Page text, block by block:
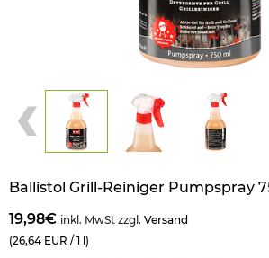
Ballistol Grill-Reiniger Pumpspray
19,98€ inkl. MwSt zzgl. Versand
(26,64 EUR / 1 l)